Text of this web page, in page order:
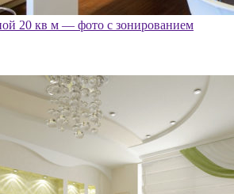
20 кв м — фото с зонированием